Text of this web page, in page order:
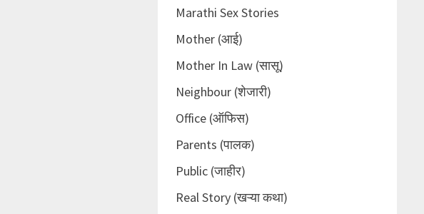
Marathi Sex Stories
Mother (आई)
Mother In Law (सासू)
Neighbour (शेजारी)
Office (ऑफिस)
Parents (पालक)
Public (जाहीर)
Real Story (खऱ्या कथा)